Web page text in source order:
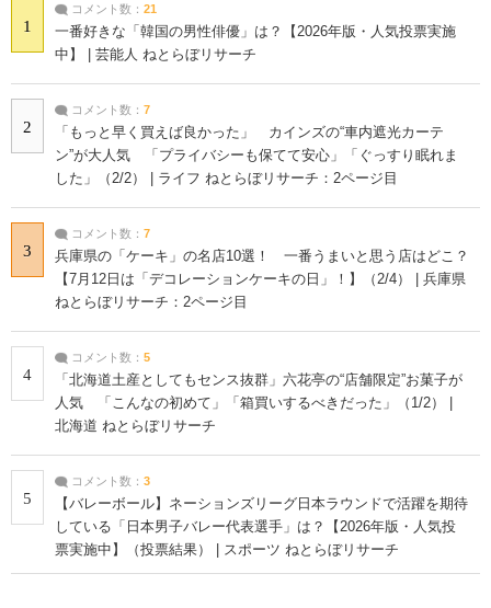
1
コメント数： 21
一番好きな「韓国の男性俳優」は？【2026年版・人気投票実施
中】 | 芸能人 ねとらぼリサーチ
2
コメント数： 7
「もっと早く買えば良かった」 カインズの“車内遮光カーテ
ン”が大人気 「プライバシーも保てて安心」「ぐっすり眠れま
した」（2/2） | ライフ ねとらぼリサーチ：2ページ目
3
コメント数： 7
兵庫県の「ケーキ」の名店10選！ 一番うまいと思う店はどこ？
【7月12日は「デコレーションケーキの日」！】（2/4） | 兵庫県
ねとらぼリサーチ：2ページ目
4
コメント数： 5
「北海道土産としてもセンス抜群」六花亭の“店舗限定”お菓子が
人気 「こんなの初めて」「箱買いするべきだった」（1/2） |
北海道 ねとらぼリサーチ
5
コメント数： 3
【バレーボール】ネーションズリーグ日本ラウンドで活躍を期待
している「日本男子バレー代表選手」は？【2026年版・人気投
票実施中】（投票結果） | スポーツ ねとらぼリサーチ